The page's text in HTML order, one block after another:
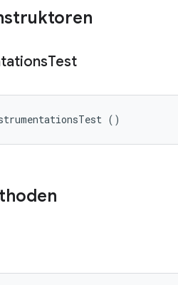
Test
()